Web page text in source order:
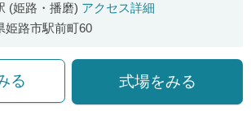
(姫路・播磨) アクセス詳細
姫路市駅前町60
る 式場をみる